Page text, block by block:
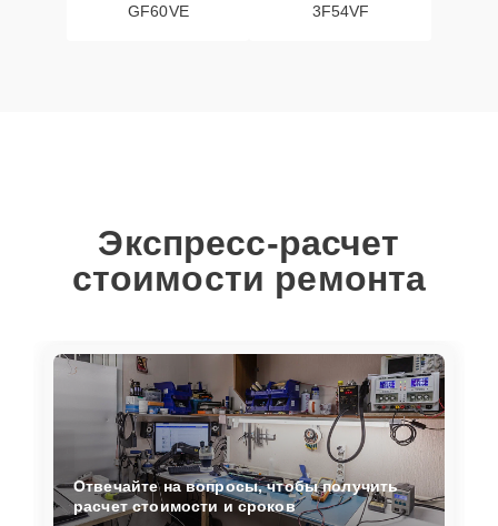
GF60VE 3F54VF
Экспресс-расчет
стоимости ремонта
Отвечайте на вопросы, чтобы получить
расчет стоимости и сроков